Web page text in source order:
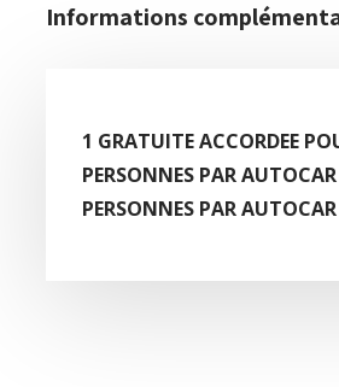
Informations
1 GRATUITE ACCORDEE
PERSONNES PAR
PERSONNES PAR AUTOCAR